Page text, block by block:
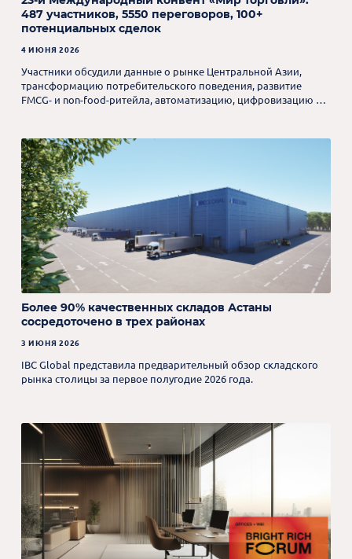
487 участников, 5550 переговоров, 100+
потенциальных сделок
4 ИЮНЯ 2026
Участники обсудили данные о рынке Центральной Азии,
трансформацию потребительского поведения, развитие
FMCG- и non-food-ритейла, автоматизацию, цифровизацию и
Более 90% качественных складов Астаны
сосредоточено в трех районах
3 ИЮНЯ 2026
IBC Global представила предварительный обзор складского
рынка столицы за первое полугодие 2026 года.